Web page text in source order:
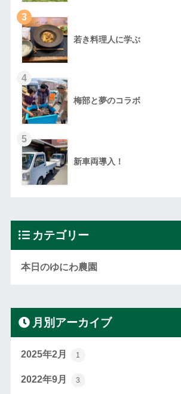
3
若き料理人に学ぶ
4
梅部と夢のコラボ
5
新車両導入！
カテゴリー
本日のゆにわ農園
月別アーカイブ
2025年2月 1
2022年9月 3